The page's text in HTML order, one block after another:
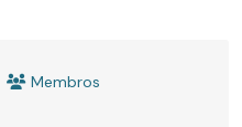
Membros